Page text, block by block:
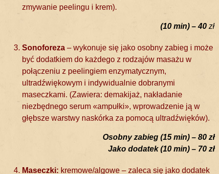
zmywanie peelingu i krem).
(10 min) – 40 zł
Sonoforeza – wykonuje się jako osobny zabieg i może
być dodatkiem do każdego z rodzajów masażu w
połączeniu z peelingiem enzymatycznym,
ultradźwiękowym i indywidualnie dobranymi
maseczkami. (Zawiera: demakijaż, nakładanie
niezbędnego serum «ampułki», wprowadzenie ją w
głębsze warstwy naskórka za pomocą ultradźwięków).
Osobny zabieg (15 min) – 80 zł
Jako dodatek (10 min) – 70 zł
Maseczki: kremowe/algowe – zaleca się jako dodatek